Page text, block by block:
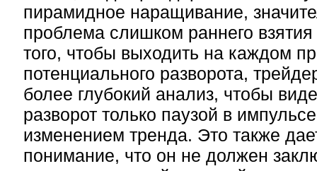
пирамидное наращивание,
проблема слишком раннего
того, чтобы выходить на каждом
потенциального разворота,
более глубокий анализ, чтобы
разворот только паузой в
изменением тренда. Это также
понимание, что он не должен